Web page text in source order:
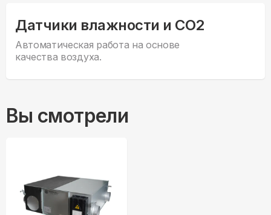
Датчики влажности и CO2
Автоматическая работа на основе
качества воздуха.
Вы смотрели